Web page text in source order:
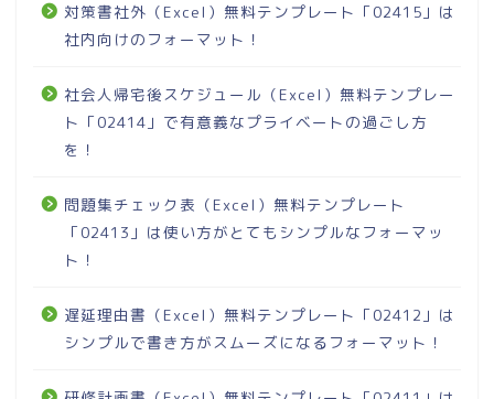
対策書社外（Excel）無料テンプレート「02415」は
社内向けのフォーマット！
社会人帰宅後スケジュール（Excel）無料テンプレー
ト「02414」で有意義なプライベートの過ごし方
を！
問題集チェック表（Excel）無料テンプレート
「02413」は使い方がとてもシンプルなフォーマッ
ト！
遅延理由書（Excel）無料テンプレート「02412」は
シンプルで書き方がスムーズになるフォーマット！